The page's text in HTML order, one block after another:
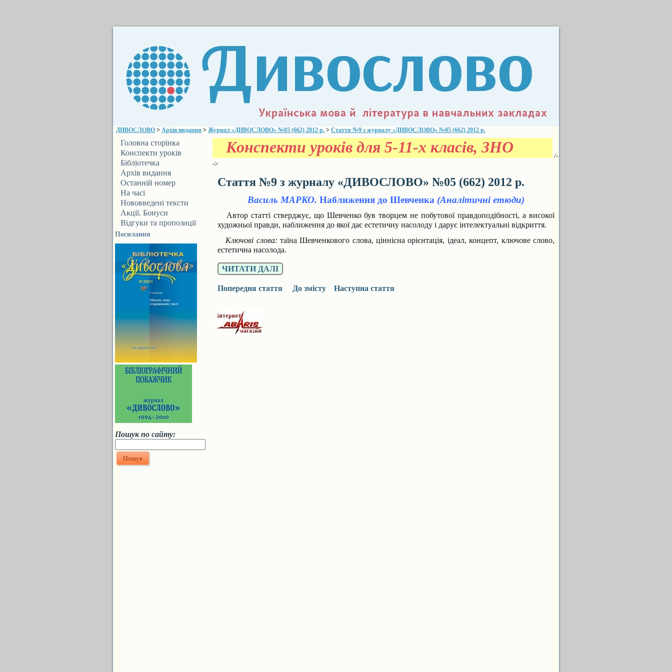
ДИВОСЛОВО > Архів видання > Журнал «ДИВОСЛОВО» №05 (662) 2012 р. > Стаття №9 з журналу «ДИВОСЛОВО» №05 (662) 2012 р.
Головна сторінка
Конспекти уроків
Бібліотечка
ДИВОСЛОВА
Архів видання
Останній номер
На часі
Нововведені тексти
Акції. Бонуси
Відгуки та пропозиції
Посилання
Пошук по сайту:
Конспекти уроків для 5-11-х класів, ЗНО
/-
->
Стаття №9 з журналу «ДИВОСЛОВО» №05 (662) 2012 р.
Василь МАРКО. Наближення до Шевченка (Аналітичні етюди)
Автор статті стверджує, що Шевченко був творцем не побутової правдоподібності, а високої
художньої правди, наближення до якої дає естетичну насолоду і дарує інтелектуальні відкриття.
Ключові слова: таїна Шевченкового слова, ціннісна орієнтація, ідеал, концепт, ключове слово,
естетична насолода.
ЧИТАТИ ДАЛІ
Попередня стаття До змісту Наступна стаття